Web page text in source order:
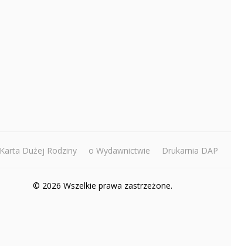
Karta Dużej Rodziny o Wydawnictwie Drukarnia DAP
© 2026 Wszelkie prawa zastrzeżone.